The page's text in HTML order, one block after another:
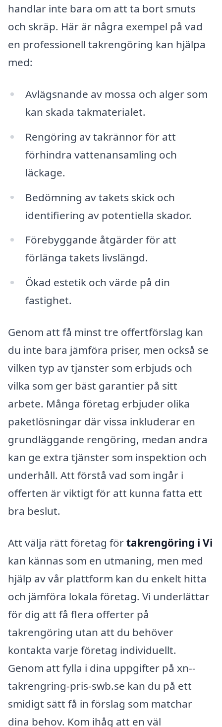
handlar inte bara om att ta bort smuts
och skräp. Här är några exempel på vad
en professionell takrengöring kan hjälpa
med:
Avlägsnande av mossa och alger som
kan skada takmaterialet.
Rengöring av takrännor för att
förhindra vattenansamling och
läckage.
Bedömning av takets skick och
identifiering av potentiella skador.
Förebyggande åtgärder för att
förlänga takets livslängd.
Ökad estetik och värde på din
fastighet.
Genom att få minst tre offertförslag kan
du inte bara jämföra priser, men också se
vilken typ av tjänster som erbjuds och
vilka som ger bäst garantier på sitt
arbete. Många företag erbjuder olika
paketlösningar där vissa inkluderar en
grundläggande rengöring, medan andra
kan ge extra tjänster som inspektion och
underhåll. Att förstå vad som ingår i
offerten är viktigt för att kunna fatta ett
bra beslut.
Att välja rätt företag förtakrengöring i Vi
kan kännas som en utmaning, men med
hjälp av vår plattform kan du enkelt hitta
och jämföra lokala företag. Vi underlättar
för dig att få flera offerter på
takrengöring utan att du behöver
kontakta varje företag individuellt.
Genom att fylla i dina uppgifter på xn--
takrengring-pris-swb.se kan du på ett
smidigt sätt få in förslag som matchar
dina behov. Kom ihåg att en väl